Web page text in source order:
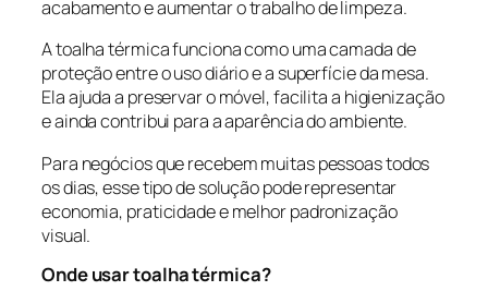
acabamento e aumentar o trabalho de limpeza.
A toalha térmica funciona como uma camada de
proteção entre o uso diário e a superfície da mesa.
Ela ajuda a preservar o móvel, facilita a higienização
e ainda contribui para a aparência do ambiente.
Para negócios que recebem muitas pessoas todos
os dias, esse tipo de solução pode representar
economia, praticidade e melhor padronização
visual.
Onde usar toalha térmica?